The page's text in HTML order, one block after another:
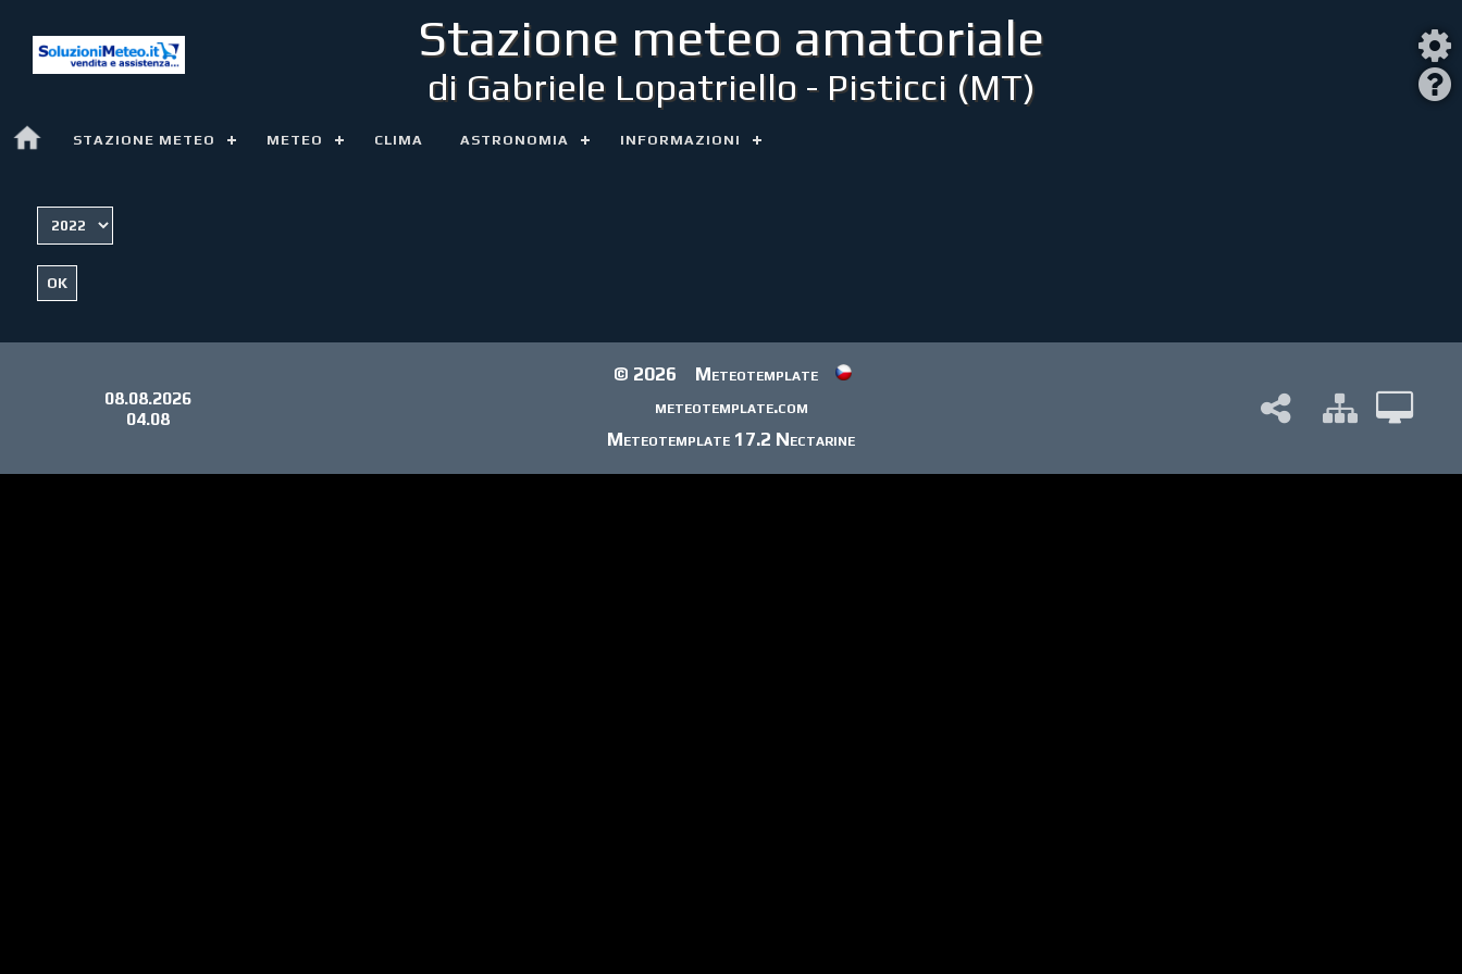
Stazione meteo amatoriale
di Gabriele Lopatriello - Pisticci (MT)
STAZIONE METEO METEO CLIMA ASTRONOMIA INFORMAZIONI
08.08.2026
04.08
© 2026
Meteotemplate
meteotemplate.com
Meteotemplate 17.2 Nectarine